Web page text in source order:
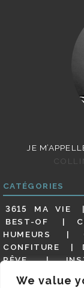
We value
JE
CATÉGORIES
3615 MA VIE
BEST-OF
HUMEURS
CONFITURE
RÊVE
MES ADRESSES